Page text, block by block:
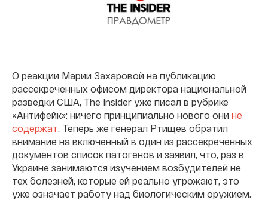
О реакции Марии Захаровой на публикацию
рассекреченных офисом директора национальной
разведки США, The Insider уже писал в рубрике
«Антифейк»: ничего принципиально нового они не
содержат. Теперь же генерал Ртищев обратил
внимание на включенный в один из рассекреченных
документов список патогенов и заявил, что, раз в
Украине занимаются изучением возбудителей не
тех болезней, которые ей реально угрожают, это
уже означает работу над биологическим оружием.